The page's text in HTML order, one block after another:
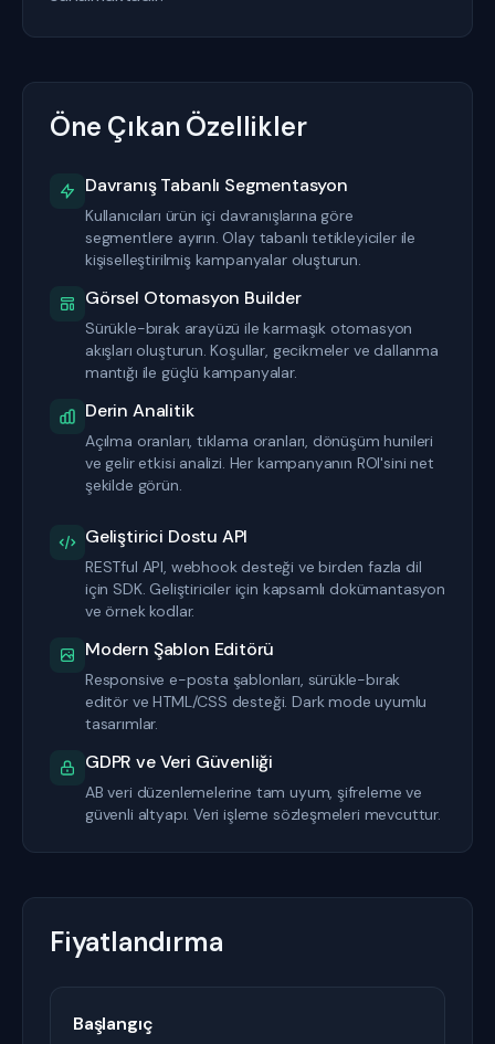
Öne Çıkan Özellikler
Davranış Tabanlı Segmentasyon
Kullanıcıları ürün içi davranışlarına göre
segmentlere ayırın. Olay tabanlı tetikleyiciler ile
kişiselleştirilmiş kampanyalar oluşturun.
Görsel Otomasyon Builder
Sürükle-bırak arayüzü ile karmaşık otomasyon
akışları oluşturun. Koşullar, gecikmeler ve dallanma
mantığı ile güçlü kampanyalar.
Derin Analitik
Açılma oranları, tıklama oranları, dönüşüm hunileri
ve gelir etkisi analizi. Her kampanyanın ROI'sini net
şekilde görün.
Geliştirici Dostu API
RESTful API, webhook desteği ve birden fazla dil
için SDK. Geliştiriciler için kapsamlı dokümantasyon
ve örnek kodlar.
Modern Şablon Editörü
Responsive e-posta şablonları, sürükle-bırak
editör ve HTML/CSS desteği. Dark mode uyumlu
tasarımlar.
GDPR ve Veri Güvenliği
AB veri düzenlemelerine tam uyum, şifreleme ve
güvenli altyapı. Veri işleme sözleşmeleri mevcuttur.
Fiyatlandırma
Başlangıç